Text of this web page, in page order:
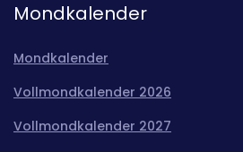
Mondkalender
Mondkalender
Vollmondkalender 2026
Vollmondkalender 2027